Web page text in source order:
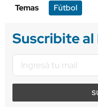
Temas
Fútbol
Suscribite